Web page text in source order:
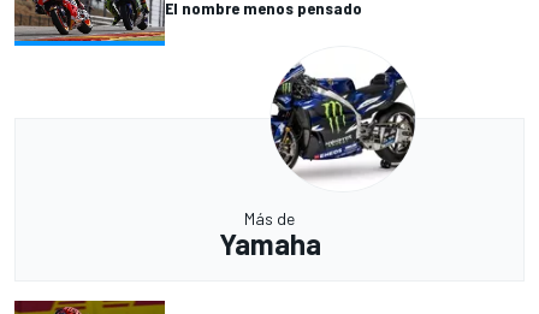
El nombre menos pensado
Más de
Yamaha